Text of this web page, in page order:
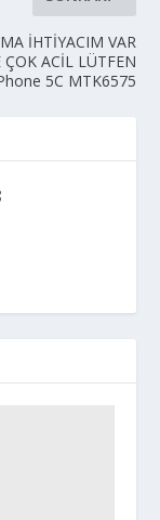
İHTİYACIM VAR
ÇOK ACİL LÜTFEN
5C MTK6575